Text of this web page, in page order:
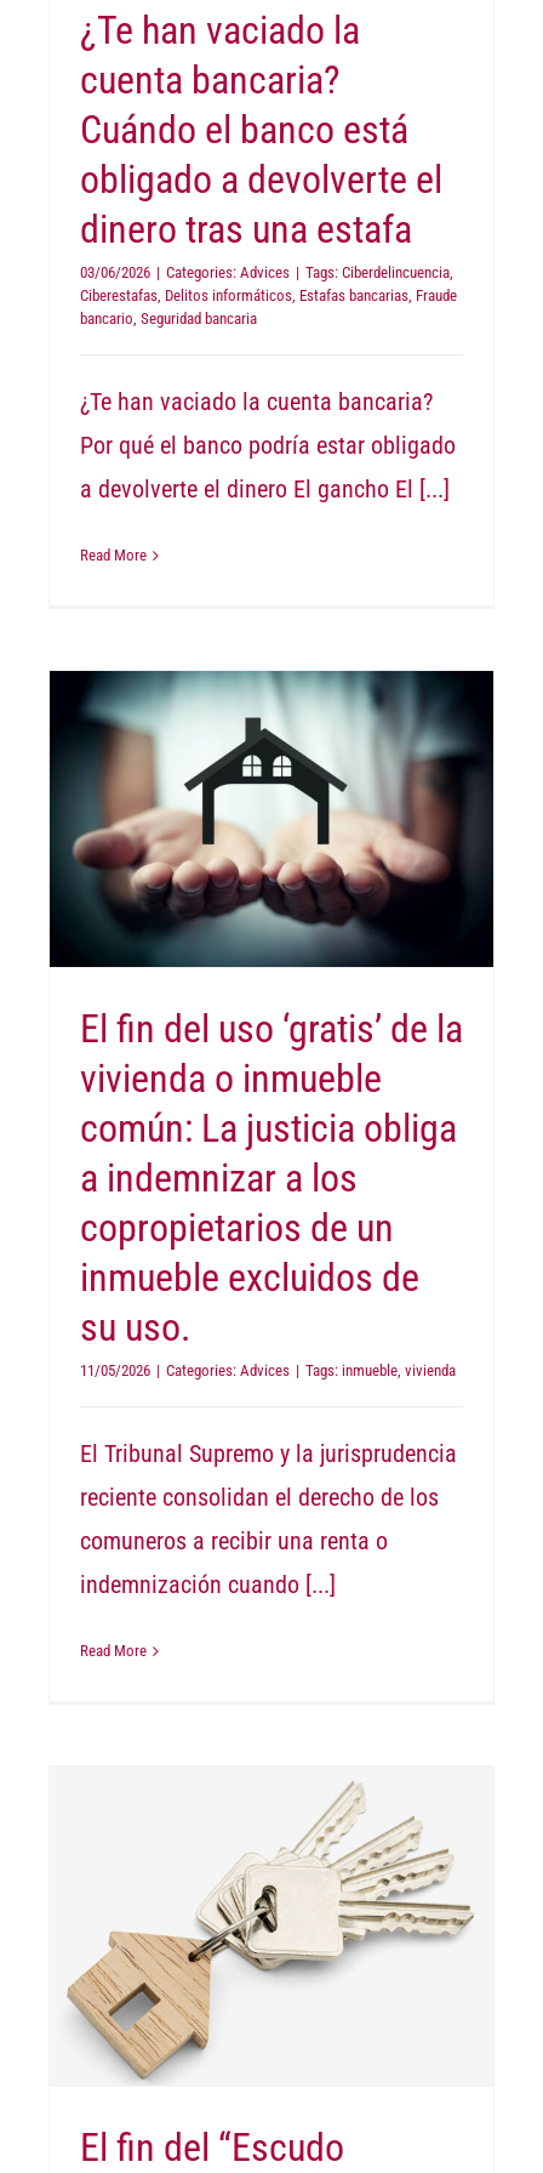
¿Te han vaciado la
cuenta bancaria?
Cuándo el banco está
obligado a devolverte el
dinero tras una estafa
03/06/2026 | Categories: Advices | Tags: Ciberdelincuencia,
Ciberestafas, Delitos informáticos, Estafas bancarias, Fraude
bancario, Seguridad bancaria
¿Te han vaciado la cuenta bancaria?
Por qué el banco podría estar obligado
a devolverte el dinero El gancho El [...]
Read More
El fin del uso ‘gratis’ de la
vivienda o inmueble
común: La justicia obliga
a indemnizar a los
copropietarios de un
inmueble excluidos de
su uso.
11/05/2026 | Categories: Advices | Tags: inmueble, vivienda
El Tribunal Supremo y la jurisprudencia
reciente consolidan el derecho de los
comuneros a recibir una renta o
indemnización cuando [...]
Read More
El fin del “Escudo